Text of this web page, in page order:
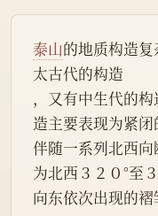
泰山的地质构造
太古代的构造
，又有中生代的
造主要表现为紧闭
伴随一系列北西
为北西３２０°至
向东依次出现的褶